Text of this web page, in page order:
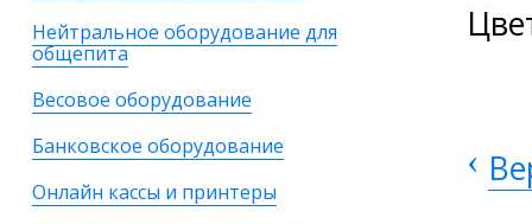
Нейтральное оборудование для
общепита
Весовое оборудование
Банковское оборудование
Онлайн кассы и принтеры
‹